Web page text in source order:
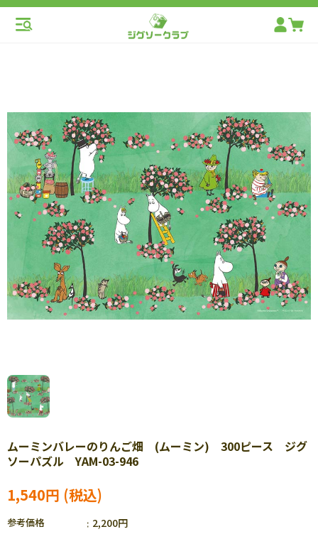
ムーミンバレーのりんご畑 (ムーミン) 300ピース ジグ
ソーパズル YAM-03-946
1,540円
参考価格 2,200円